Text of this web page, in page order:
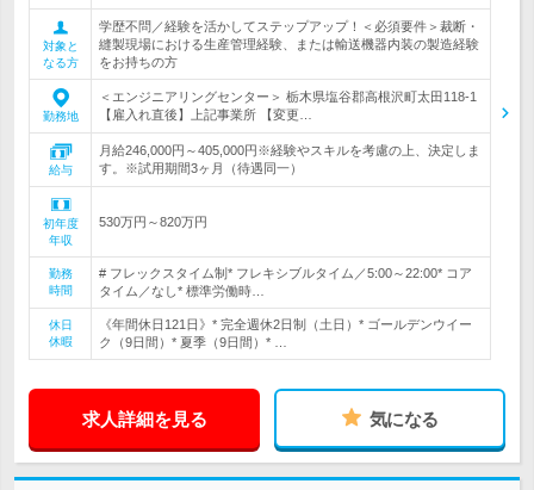
対象と
なる方
学歴不問／経験を活かしてステップアップ！＜必須要件＞裁断・
縫製現場における生産管理経験、または輸送機器内装の製造経験
をお持ちの方
勤務地
＜エンジニアリングセンター＞ 栃木県塩谷郡高根沢町太田118-1
【雇入れ直後】上記事業所 【変更…
給与
月給246,000円～405,000円※経験やスキルを考慮の上、決定しま
す。※試用期間3ヶ月（待遇同一）
初年度
年収
530万円～820万円
勤務
時間
# フレックスタイム制* フレキシブルタイム／5:00～22:00* コア
タイム／なし* 標準労働時…
休日
休暇
《年間休日121日》* 完全週休2日制（土日）* ゴールデンウイー
ク（9日間）* 夏季（9日間）* …
求人詳細を見る 気になる